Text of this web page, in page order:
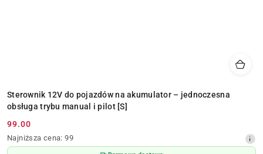
Sterownik 12V do pojazdów na akumulator – jednoczesna
obsługa trybu manual i pilot [S]
Cena
promocyjna:
99.00
Najniższa
cena
Najniższa cena: 99